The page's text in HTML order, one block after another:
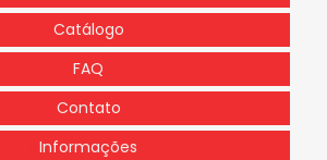
Catálogo
FAQ
Contato
Informações